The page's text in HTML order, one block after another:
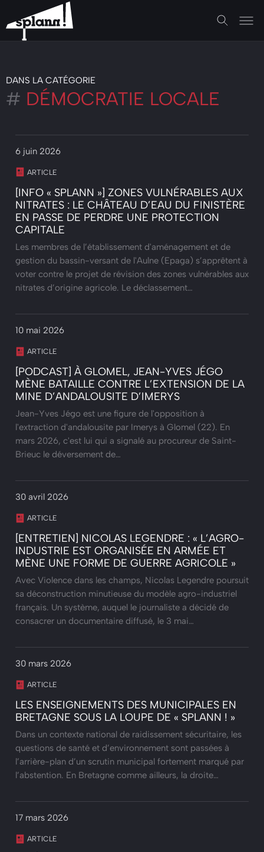
DANS LA CATÉGORIE
# DÉMOCRATIE LOCALE
6 juin 2026
ARTICLE
[INFO « SPLANN »] ZONES VULNÉRABLES AUX
NITRATES : LE CHÂTEAU D’EAU DU FINISTÈRE
EN PASSE DE PERDRE UNE PROTECTION
CAPITALE
Les membres de l’établissement d'aménagement et de
gestion du bassin-versant de l'Aulne (Epaga) s’apprêtent à
voter contre le projet de révision des zones vulnérables aux
nitrates d’origine agricole. Le déclassement…
10 mai 2026
ARTICLE
[PODCAST] À GLOMEL, JEAN-YVES JÉGO
MÈNE BATAILLE CONTRE L’EXTENSION DE LA
MINE D’ANDALOUSITE D’IMERYS
Jean-Yves Jégo est une figure de l'opposition à
l'extraction d'andalousite par Imerys à Glomel (22). En
mars 2026, c'est lui qui a signalé au procureur de Saint-
Brieuc le déversement de…
30 avril 2026
ARTICLE
[ENTRETIEN] NICOLAS LEGENDRE : « L’AGRO-
INDUSTRIE EST ORGANISÉE EN ARMÉE ET
MÈNE UNE FORME DE GUERRE AGRICOLE »
Avec Violence dans les champs, Nicolas Legendre poursuit
sa déconstruction minutieuse du modèle agro-industriel
français. Un système, auquel le journaliste a décidé de
consacrer un documentaire diffusé, le 3 mai…
30 mars 2026
ARTICLE
LES ENSEIGNEMENTS DES MUNICIPALES EN
BRETAGNE SOUS LA LOUPE DE « SPLANN ! »
Dans un contexte national de raidissement sécuritaire, les
questions de santé et d’environnement sont passées à
l’arrière-plan d’un scrutin municipal fortement marqué par
l’abstention. En Bretagne comme ailleurs, la droite…
17 mars 2026
ARTICLE